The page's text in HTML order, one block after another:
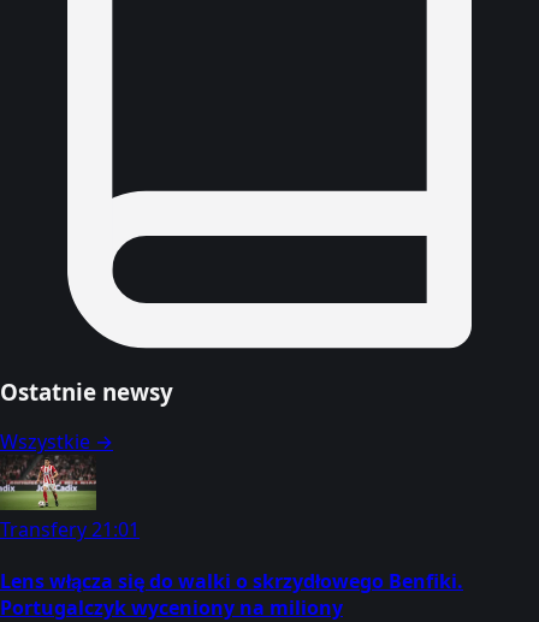
Ostatnie newsy
Wszystkie →
Transfery21:01
Lens włącza się do walki o skrzydłowego Benfiki.
Portugalczyk wyceniony na miliony